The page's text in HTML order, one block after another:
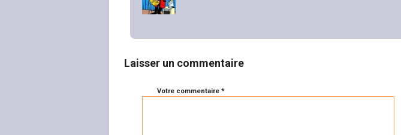
Laisser un commentaire
Votre commentaire *